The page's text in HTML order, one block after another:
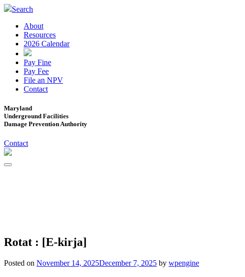
Search
About
Resources
2026 Calendar
Pay Fine
Pay Fee
File an NPV
Contact
Maryland
Underground Facilities
Damage Prevention Authority
Contact
Rotat : [E-kirja]
Posted on November 14, 2025December 7, 2025 by wpengine